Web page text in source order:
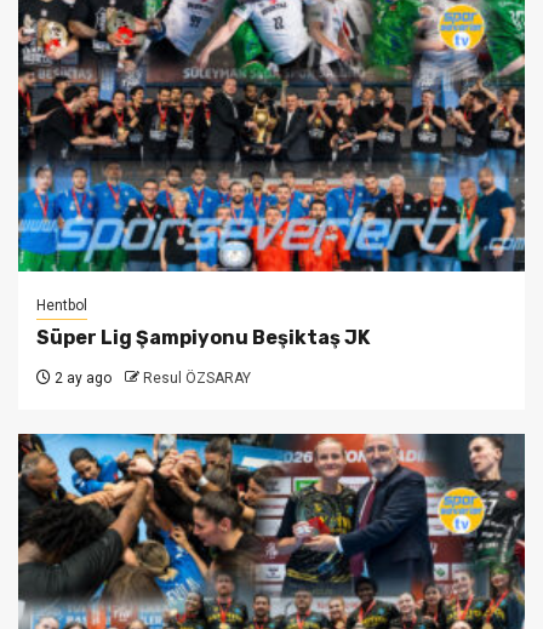
Hentbol
Süper Lig Şampiyonu Beşiktaş JK
2 ay ago Resul ÖZSARAY